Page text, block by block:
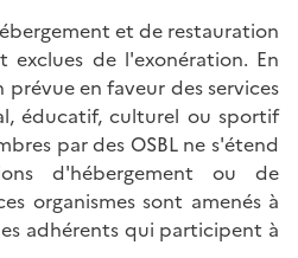
et de restauration
exclues de l'exonération. En
en faveur des services
éducatif, culturel ou sportif
par des OSBL ne s'étend
d'hébergement ou de
organismes sont amenés à
adhérents qui participent à